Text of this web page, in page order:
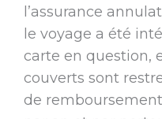
l’assurance
le voyage a été
carte en question,
couverts sont
de